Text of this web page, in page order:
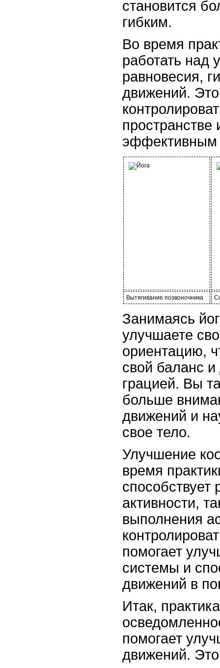
становится
гибким.
Во время
работать над
равновесия,
движений.
эффективным
Вытягивание позвоночника
Занимаясь
улучшаете
ориентацию,
свой баланс и
грацией. Вы
больше
движений и
свое тело.
Улучшение
время
способствует
активности,
выполнения
помогает
системы и
движений в
Итак,
помогает
движений.